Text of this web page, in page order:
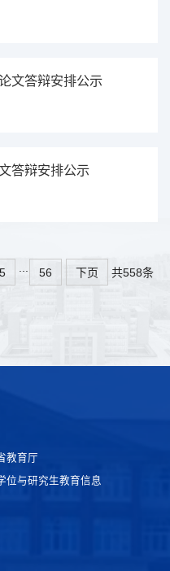
文答辩安排公示
答辩安排公示
5 56 下页 共558条
教育厅
位与研究生教育信息